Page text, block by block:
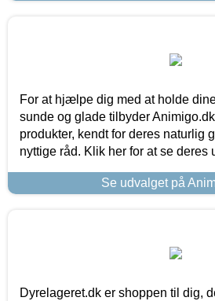
For at hjælpe dig med at holde
sunde og glade tilbyder
produkter, kendt for deres naturlig
nyttige råd. Klik her for at se deres
Se udvalget på
Dyrelageret.dk er shoppen til dig,